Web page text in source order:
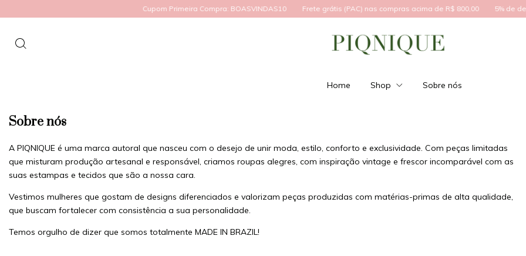
Cupom Primeira Compra: BOASVINDAS10 Frete grátis (PAC) nas compras acima de R$ 800,00 5% de
Home Shop Sobre nós
Sobre nós
A PIQNIQUE é uma marca autoral que nasceu com o desejo de unir moda, estilo, conforto e exclusividade. Com peças limitadas
que misturam produção artesanal e responsável, criamos roupas alegres, com inspiração vintage e frescor incomparável com as
suas estampas e tecidos que são a nossa cara.
Vestimos mulheres que gostam de designs diferenciados e valorizam peças produzidas com matérias-primas de alta qualidade,
que buscam fortalecer com consistência a sua personalidade.
Temos orgulho de dizer que somos totalmente MADE IN BRAZIL!